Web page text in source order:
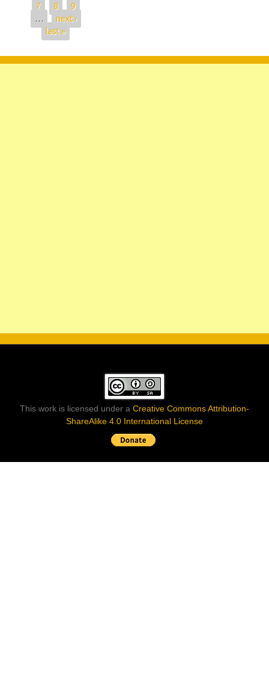
7
8
9
…
next ›
last »
This work is licensed under a Creative Commons Attribution-
ShareAlike 4.0 International License